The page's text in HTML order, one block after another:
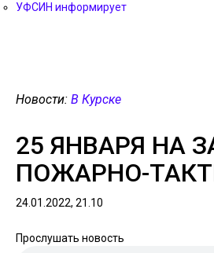
УФСИН информирует
Новости: В Курске
25 ЯНВАРЯ НА
ПОЖАРНО-
24.01.2022, 21.10
Прослушать новость